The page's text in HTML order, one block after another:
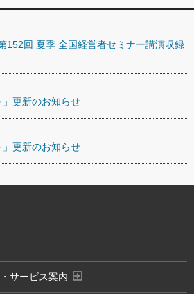
152回 夏季 全国経営者セミナー講演収録
更新のお知らせ
更新のお知らせ
サービス案内 exit_to_app